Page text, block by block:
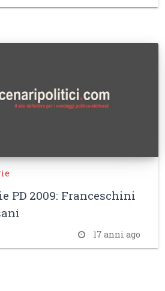
PD 2009: Franceschini
17 anni ago